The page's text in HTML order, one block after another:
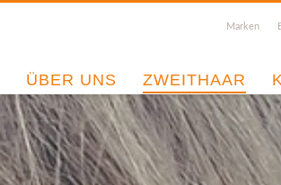
Marken
ÜBER UNS ZWEITHAAR